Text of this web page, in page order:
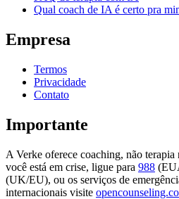
Qual coach de IA é certo pra
Empresa
Termos
Privacidade
Contato
Importante
A Verke oferece coaching, não
você está em crise, ligue para 988
(UK/EU), ou os serviços de
internacionais visite